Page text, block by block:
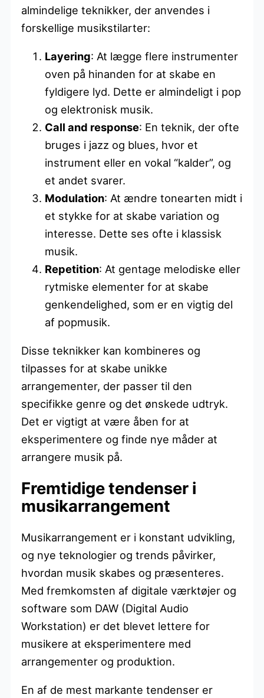
almindelige teknikker, der anvendes i
forskellige musikstilarter:
Layering: At lægge flere instrumenter
oven på hinanden for at skabe en
fyldigere lyd. Dette er almindeligt i pop
og elektronisk musik.
Call and response: En teknik, der ofte
bruges i jazz og blues, hvor et
instrument eller en vokal “kalder”, og
et andet svarer.
Modulation: At ændre tonearten midt i
et stykke for at skabe variation og
interesse. Dette ses ofte i klassisk
musik.
Repetition: At gentage melodiske eller
rytmiske elementer for at skabe
genkendelighed, som er en vigtig del
af popmusik.
Disse teknikker kan kombineres og
tilpasses for at skabe unikke
arrangementer, der passer til den
specifikke genre og det ønskede udtryk.
Det er vigtigt at være åben for at
eksperimentere og finde nye måder at
arrangere musik på.
Fremtidige tendenser i
musikarrangement
Musikarrangement er i konstant udvikling,
og nye teknologier og trends påvirker,
hvordan musik skabes og præsenteres.
Med fremkomsten af digitale værktøjer og
software som DAW (Digital Audio
Workstation) er det blevet lettere for
musikere at eksperimentere med
arrangementer og produktion.
En af de mest markante tendenser er